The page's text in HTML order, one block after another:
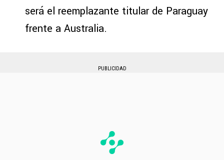
será el reemplazante titular de Paraguay
frente a Australia.
PUBLICIDAD